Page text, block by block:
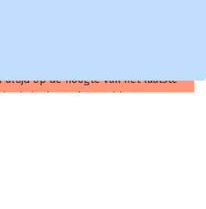
altijd op de hoogte van het laatste
in de modewereld.